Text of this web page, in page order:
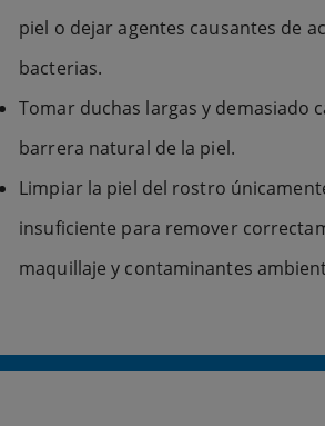
piel o dejar agentes causantes de
bacterias.
Tomar duchas largas y demasiado
barrera natural de la piel.
Limpiar la piel del rostro
insuficiente para remover
maquillaje y contaminantes